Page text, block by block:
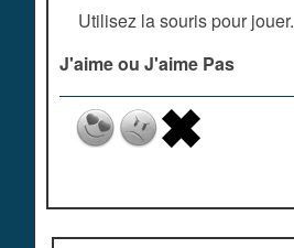
Utilisez la souris pour jouer.
J'aime ou J'aime Pas